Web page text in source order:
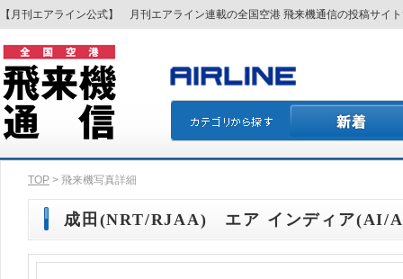
【月刊エアライン公式】 月刊エアライン連載の全国空港 飛来機通信の投稿サイ
TOP > 飛来機写真詳細
成田(NRT/RJAA) エア インディア